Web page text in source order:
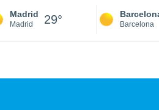
Madrid
Madrid 29° Barcelona